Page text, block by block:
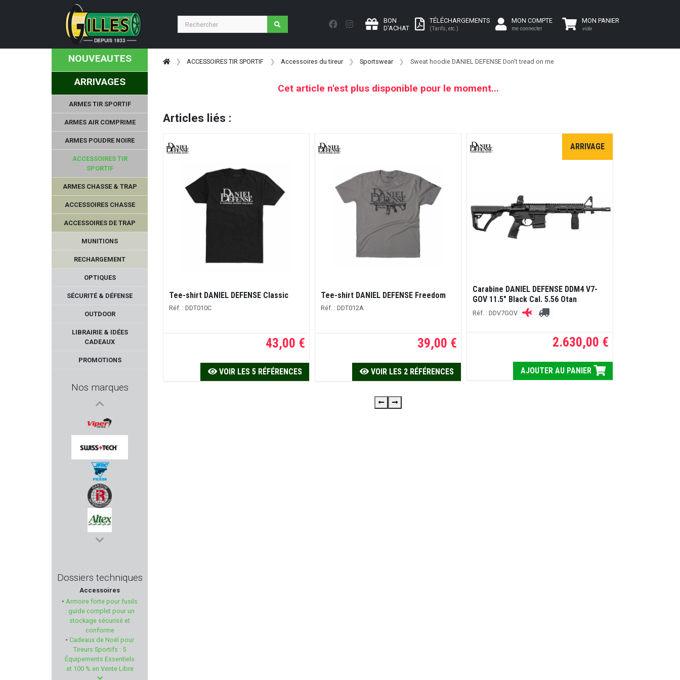
BON
D'ACHAT
TÉLÉCHARGEMENTS
(Tarifs, etc.)
MON COMPTE
me connecter
MON PANIER
vide
NOUVEAUTES
ARRIVAGES
ARMES TIR SPORTIF
ARMES AIR COMPRIME
ARMES POUDRE NOIRE
ACCESSOIRES TIR
SPORTIF
ARMES CHASSE & TRAP
ACCESSOIRES CHASSE
ACCESSOIRES DE TRAP
MUNITIONS
RECHARGEMENT
OPTIQUES
SÉCURITÉ & DÉFENSE
OUTDOOR
LIBRAIRIE & IDÉES
CADEAUX
PROMOTIONS
Nos marques
ACCU-TAC
VIPER TACTICAL
SWISS+TECH
PIEXON
RANSOM INTERNATIONAL
ALTEX
FABARM PROFESSIONNAL
MAGTECH
HORNADY
FORSTER PRODUCTS
Dossiers techniques
Accessoires
• Armoire forte pour fusils
: guide complet pour un
stockage sécurisé et
conforme
• Cadeaux de Noël pour
Tireurs Sportifs : 5
Équipements Essentiels
et 100 % en Vente Libre
ACCESSOIRES TIR SPORTIF Accessoires du tireur Sportswear Sweat hoodie DANIEL DEFENSE Don't tread on me
Cet article n'est plus disponible pour le moment...
Articles liés :
Tee-shirt DANIEL DEFENSE Classic
Réf. : DDT010C
43,00 €
VOIR LES 5 RÉFÉRENCES
Tee-shirt DANIEL DEFENSE Freedom
Réf. : DDT012A
39,00 €
VOIR LES 2 RÉFÉRENCES
ARRIVAGE
Carabine DANIEL DEFENSE DDM4 V7-
GOV 11.5" Black Cal. 5.56 Otan
Réf. : DDV7GOV
2.630,00 €
AJOUTER AU PANIER